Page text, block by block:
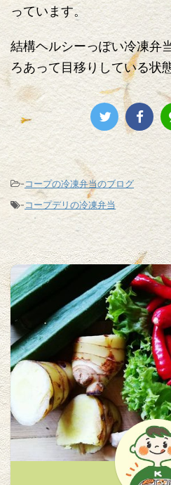
っています。
結構ヘルシーっぽい冷凍弁
ろあって目移りしている状
-コープの冷凍弁当のブログ
-コープデリの冷凍弁当